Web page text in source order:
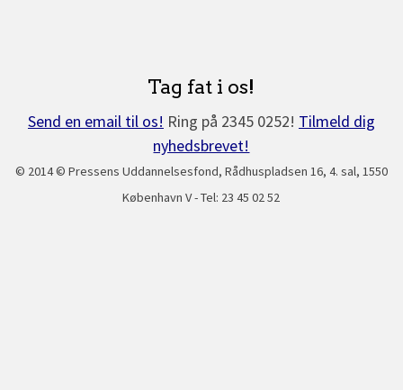
Tag fat i os!
Send en email til os! Ring på 2345 0252! Tilmeld dig
nyhedsbrevet!
© 2014 © Pressens Uddannelsesfond, Rådhuspladsen 16, 4. sal, 1550
København V - Tel: 23 45 02 52